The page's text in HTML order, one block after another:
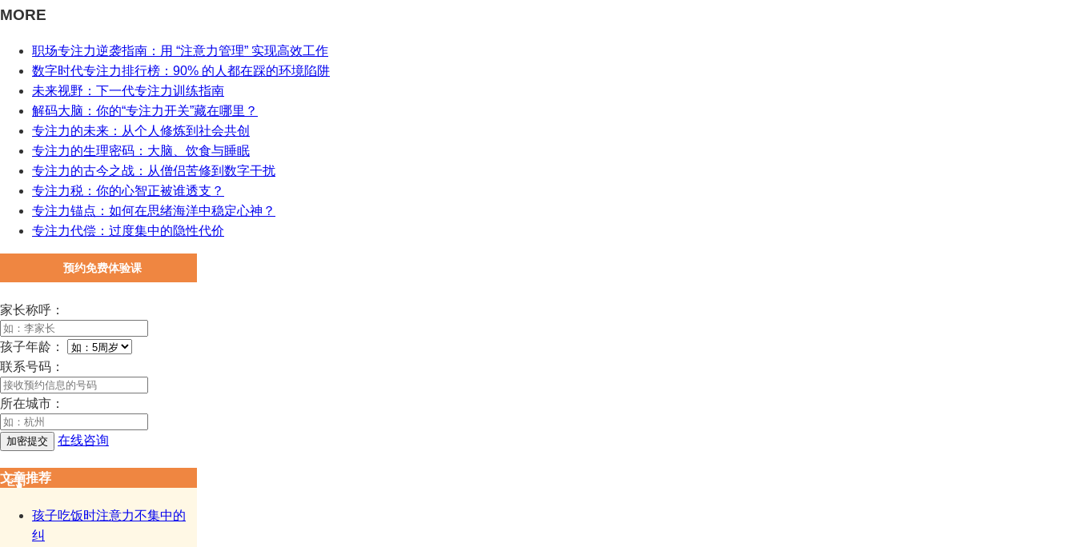
MORE
职场专注力逆袭指南：用 “注意力管理” 实现高效工作
数字时代专注力排行榜：90% 的人都在踩的环境陷阱
未来视野：下一代专注力训练指南
解码大脑：你的“专注力开关”藏在哪里？
专注力的未来：从个人修炼到社会共创
专注力的生理密码：大脑、饮食与睡眠
专注力的古今之战：从僧侣苦修到数字干扰
专注力税：你的心智正被谁透支？
专注力锚点：如何在思绪海洋中稳定心神？
专注力代偿：过度集中的隐性代价
预约免费体验课
家长称呼：
孩子年龄：
联系号码：
所在城市：
在线咨询
文章推荐
孩子吃饭时注意力不集中的
纠